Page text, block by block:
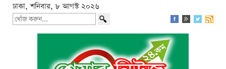
ঢাকা, শনিবার, ৮ আগস্ট ২০২৬